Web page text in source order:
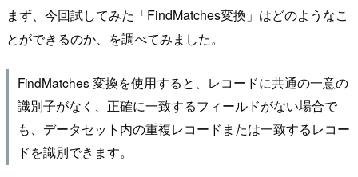
まず、今回試してみた「FindMatches変換」はどのようなこ
とができるのか、を調べてみました。
FindMatches 変換を使用すると、レコードに共通の一意の
識別子がなく、正確に一致するフィールドがない場合で
も、データセット内の重複レコードまたは一致するレコー
ドを識別できます。